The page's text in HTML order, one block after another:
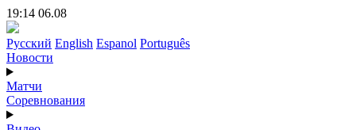
19:14 06.08
Русский English Espanol Português
Новости
Матчи
Соревнования